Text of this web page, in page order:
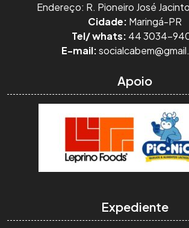
Endereço: R. Pioneiro José
Cidade: Maringá-PR
Tel/ whats: 44 3034-
E-mail:
Apoio
Expediente